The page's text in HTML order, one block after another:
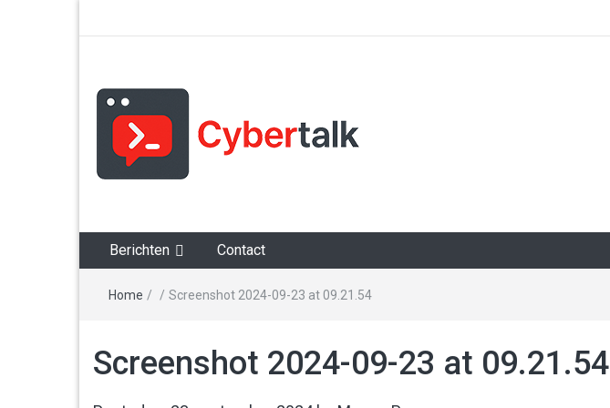
Berichten Contact
Home / / Screenshot 2024-09-23 at 09.21.54
Screenshot 2024-09-23 at 09.21.54